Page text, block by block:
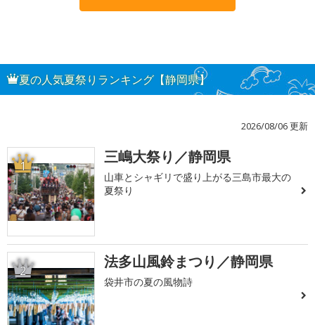
夏の人気夏祭りランキング【静岡県】
2026/08/06 更新
1 三嶋大祭り／静岡県
山車とシャギリで盛り上がる三島市最大の
夏祭り
2 法多山風鈴まつり／静岡県
袋井市の夏の風物詩